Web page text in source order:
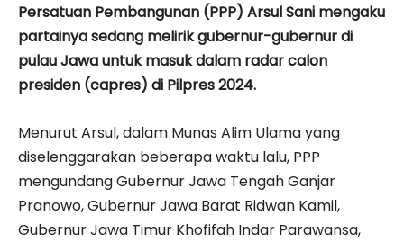
Persatuan Pembangunan (PPP) Arsul Sani mengaku
partainya sedang melirik gubernur-gubernur di
pulau Jawa untuk masuk dalam radar calon
presiden (capres) di Pilpres 2024.
Menurut Arsul, dalam Munas Alim Ulama yang
diselenggarakan beberapa waktu lalu, PPP
mengundang Gubernur Jawa Tengah Ganjar
Pranowo, Gubernur Jawa Barat Ridwan Kamil,
Gubernur Jawa Timur Khofifah Indar Parawansa,